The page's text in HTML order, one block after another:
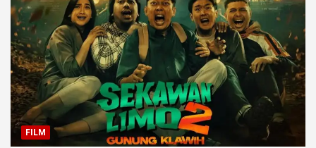
FILM